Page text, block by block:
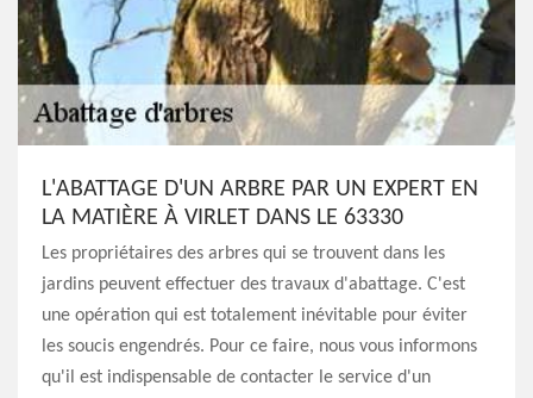
L'ABATTAGE D'UN ARBRE PAR UN EXPERT EN
LA MATIÈRE À VIRLET DANS LE 63330
Les propriétaires des arbres qui se trouvent dans les
jardins peuvent effectuer des travaux d'abattage. C'est
une opération qui est totalement inévitable pour éviter
les soucis engendrés. Pour ce faire, nous vous informons
qu'il est indispensable de contacter le service d'un